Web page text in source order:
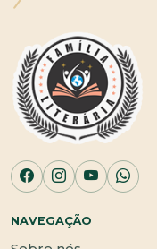
NAVEGAÇÃO